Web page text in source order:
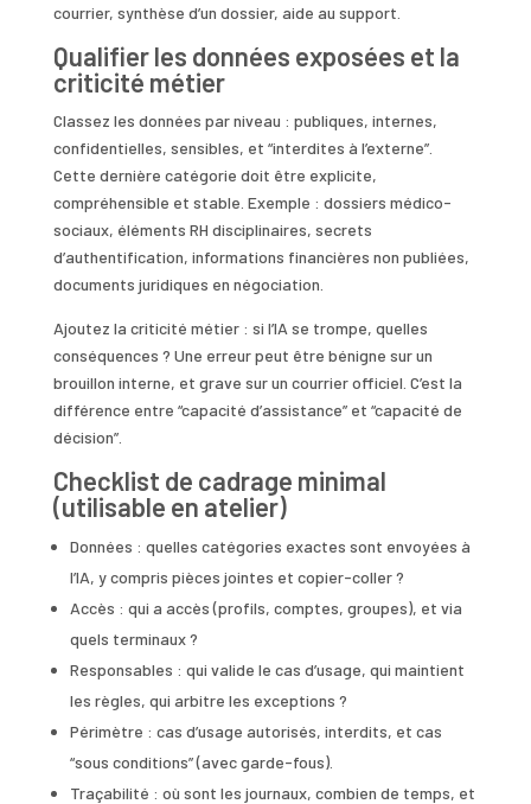
courrier, synthèse d’un dossier, aide au support.
Qualifier les données exposées et la
criticité métier
Classez les données par niveau : publiques, internes,
confidentielles, sensibles, et “interdites à l’externe”.
Cette dernière catégorie doit être explicite,
compréhensible et stable. Exemple : dossiers médico-
sociaux, éléments RH disciplinaires, secrets
d’authentification, informations financières non publiées,
documents juridiques en négociation.
Ajoutez la criticité métier : si l’IA se trompe, quelles
conséquences ? Une erreur peut être bénigne sur un
brouillon interne, et grave sur un courrier officiel. C’est la
différence entre “capacité d’assistance” et “capacité de
décision”.
Checklist de cadrage minimal
(utilisable en atelier)
Données : quelles catégories exactes sont envoyées à
l’IA, y compris pièces jointes et copier-coller ?
Accès : qui a accès (profils, comptes, groupes), et via
quels terminaux ?
Responsables : qui valide le cas d’usage, qui maintient
les règles, qui arbitre les exceptions ?
Périmètre : cas d’usage autorisés, interdits, et cas
“sous conditions” (avec garde-fous).
Traçabilité : où sont les journaux, combien de temps, et